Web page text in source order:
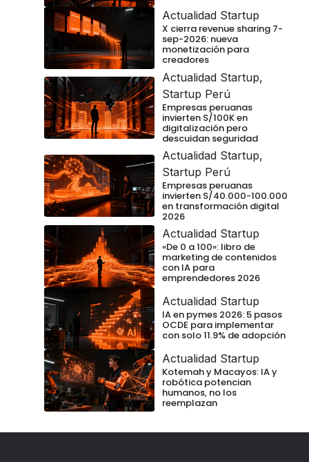
Actualidad Startup
X cierra revenue sharing 7-
sep-2026: nueva
monetización para
creadores
Actualidad Startup,
Startup Perú
Empresas peruanas
invierten S/100K en
digitalización pero
descuidan seguridad
Actualidad Startup,
Startup Perú
Empresas peruanas
invierten S/40.000-100.000
en transformación digital
2026
Actualidad Startup
«De 0 a 100»: libro de
marketing de contenidos
con IA para
emprendedores 2026
Actualidad Startup
IA en pymes 2026: 5 pasos
OCDE para implementar
con solo 11.9% de adopción
Actualidad Startup
Kotemah y Macayos: IA y
robótica potencian
humanos, no los
reemplazan